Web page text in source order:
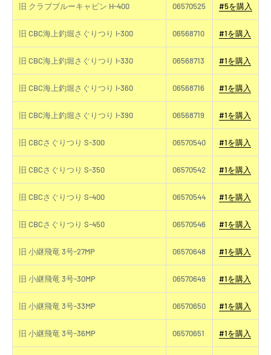
旧 クラブブルーキャビン H-400 06570525 #5を購入
旧 CBC海上釣堀さぐりつり I-300 06568710 #1を購入
旧 CBC海上釣堀さぐりつり I-330 06568713 #1を購入
旧 CBC海上釣堀さぐりつり I-360 06568716 #1を購入
旧 CBC海上釣堀さぐりつり I-390 06568719 #1を購入
旧 CBCさぐりつり S-300 06570540 #1を購入
旧 CBCさぐりつり S-350 06570542 #1を購入
旧 CBCさぐりつり S-400 06570544 #1を購入
旧 CBCさぐりつり S-450 06570546 #1を購入
旧 小継飛竜 3号-27MP 06570648 #1を購入
旧 小継飛竜 3号-30MP 06570649 #1を購入
旧 小継飛竜 3号-33MP 06570650 #1を購入
旧 小継飛竜 3号-36MP 06570651 #1を購入